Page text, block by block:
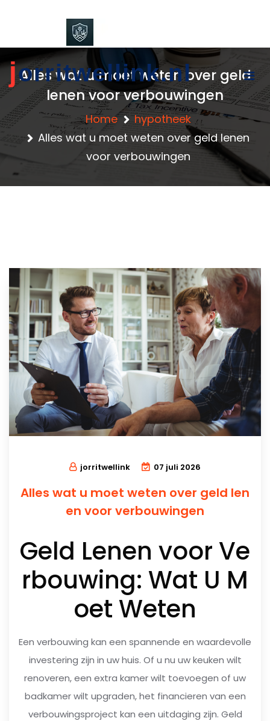
jorritwellink.nl
Alles wat u moet weten over geld
lenen voor verbouwingen
Home
hypotheek
Alles wat u moet weten over geld lenen
voor verbouwingen
jorritwellink 07 juli 2026
Alles wat u moet weten over geld len
en voor verbouwingen
Geld Lenen voor Ve
rbouwing: Wat U M
oet Weten
Een verbouwing kan een spannende en waardevolle
investering zijn in uw huis. Of u nu uw keuken wilt
renoveren, een extra kamer wilt toevoegen of uw
badkamer wilt upgraden, het financieren van een
verbouwingsproject kan een uitdaging zijn. Geld